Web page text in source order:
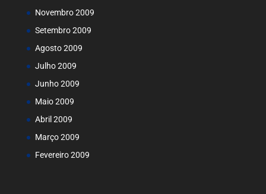
Novembro 2009
Setembro 2009
Agosto 2009
Julho 2009
Junho 2009
Maio 2009
Abril 2009
Março 2009
Fevereiro 2009